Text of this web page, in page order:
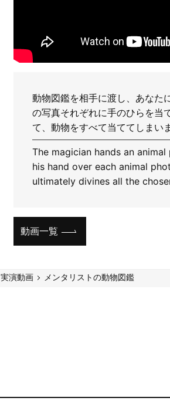
動物図鑑を相手に渡し、あなた
の写真それぞれに手のひらを当
て、動物をすべて当ててしまい
The magician hands an
his hand over each animal
ultimately divines all the
動画一覧
実演動画 メンタリストの動物図鑑